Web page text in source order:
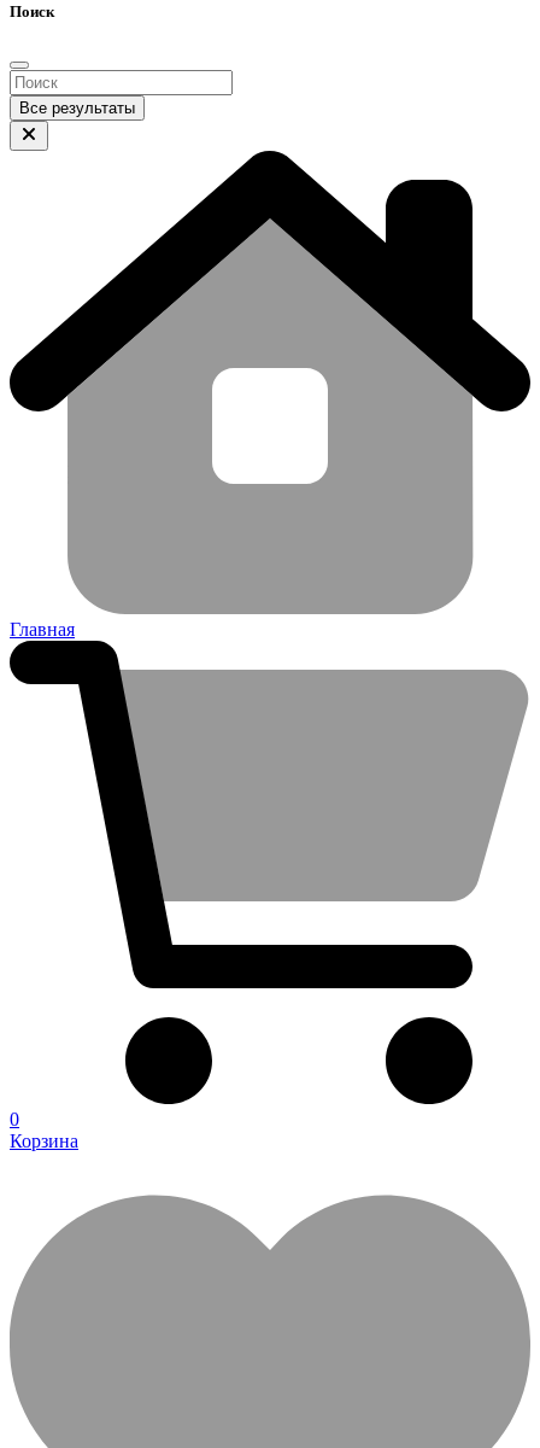
Поиск
Все результаты
Главная
0
Корзина